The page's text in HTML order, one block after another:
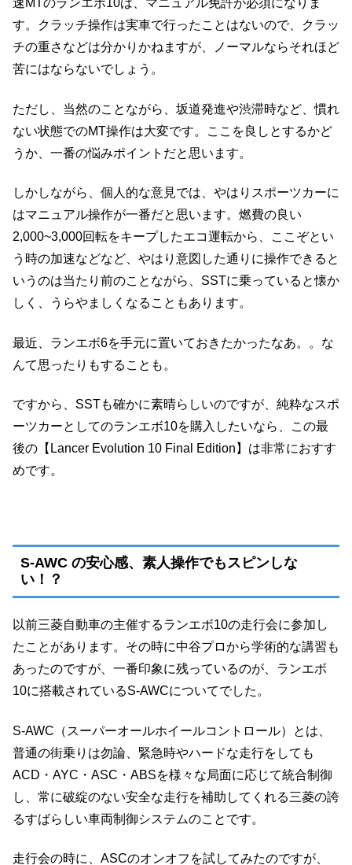
速MTのランエボ10は、マニュアル免許が必須になりま
す。クラッチ操作は実車で行ったことはないので、クラッ
チの重さなどは分かりかねますが、ノーマルならそれほど
苦にはならないでしょう。
ただし、当然のことながら、坂道発進や渋滞時など、慣れ
ない状態でのMT操作は大変です。ここを良しとするかど
うか、一番の悩みポイントだと思います。
しかしながら、個人的な意見では、やはりスポーツカーに
はマニュアル操作が一番だと思います。燃費の良い
2,000~3,000回転をキープしたエコ運転から、ここぞとい
う時の加速などなど、やはり意図した通りに操作できると
いうのは当たり前のことながら、SSTに乗っていると懐か
しく、うらやましくなることもあります。
最近、ランエボ6を手元に置いておきたかったなあ。。な
んて思ったりもすることも。
ですから、SSTも確かに素晴らしいのですが、純粋なスポ
ーツカーとしてのランエボ10を購入したいなら、この最
後の【Lancer Evolution 10 Final Edition】は非常におすす
めです。
S-AWC の安心感、素人操作でもスピンしな
い！？
以前三菱自動車の主催するランエボ10の走行会に参加し
たことがあります。その時に中谷プロから学術的な講習も
あったのですが、一番印象に残っているのが、ランエボ
10に搭載されているS-AWCについてでした。
S-AWC（スーパーオールホイールコントロール）とは、
普通の街乗りは勿論、緊急時やハードな走行をしても
ACD・AYC・ASC・ABSを様々な局面に応じて統合制御
し、常に破綻のない安全な走行を補助してくれる三菱の誇
るすばらしい車両制御システムのことです。
走行会の時に、ASCのオンオフを試してみたのですが、